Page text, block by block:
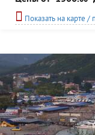
по городу могут
транспорта находится
предоставляется
Показать на карте /